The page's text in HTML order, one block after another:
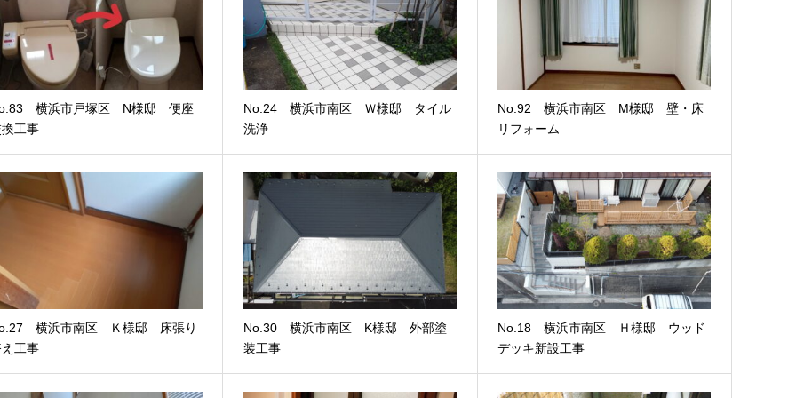
横浜市戸塚区 N様邸 便座
工事
No.24 横浜市南区 Ｗ様邸 タイル
洗浄
No.92 横浜市南区 M様邸 壁・床
リフォーム
横浜市南区 Ｋ様邸 床張り
工事
No.30 横浜市南区 K様邸 外部塗
装工事
No.18 横浜市南区 Ｈ様邸 ウッド
デッキ新設工事